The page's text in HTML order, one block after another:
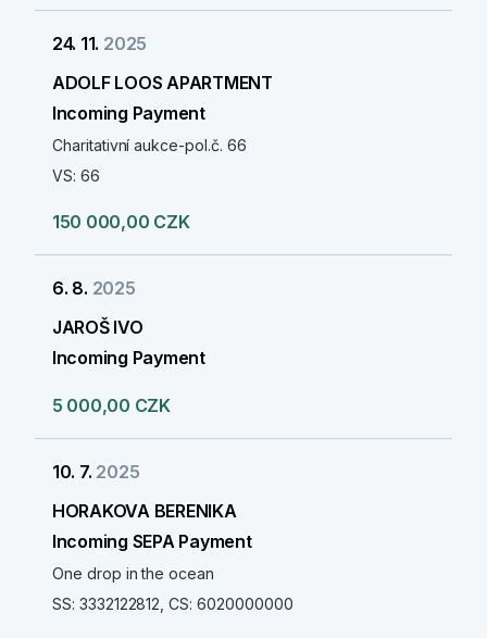
24. 11. 2025
ADOLF LOOS APARTMENT
Incoming Payment
Charitativní aukce-pol.č. 66
VS: 66
150 000,00 CZK
6. 8. 2025
JAROŠ IVO
Incoming Payment
5 000,00 CZK
10. 7. 2025
HORAKOVA BERENIKA
Incoming SEPA Payment
One drop in the ocean
SS: 3332122812, CS: 6020000000